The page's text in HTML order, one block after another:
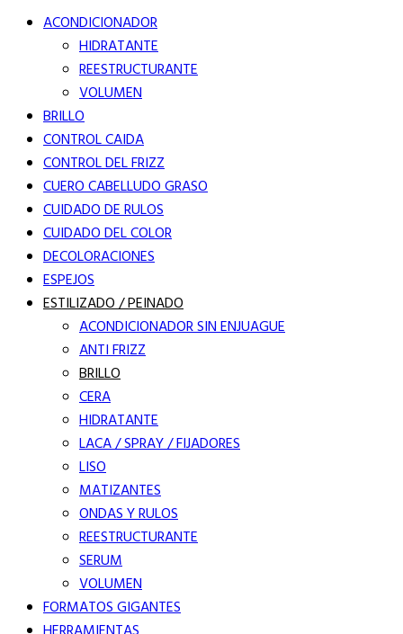
ACONDICIONADOR
HIDRATANTE
REESTRUCTURANTE
VOLUMEN
BRILLO
CONTROL CAIDA
CONTROL DEL FRIZZ
CUERO CABELLUDO GRASO
CUIDADO DE RULOS
CUIDADO DEL COLOR
DECOLORACIONES
ESPEJOS
ESTILIZADO / PEINADO
ACONDICIONADOR SIN ENJUAGUE
ANTI FRIZZ
BRILLO
CERA
HIDRATANTE
LACA / SPRAY / FIJADORES
LISO
MATIZANTES
ONDAS Y RULOS
REESTRUCTURANTE
SERUM
VOLUMEN
FORMATOS GIGANTES